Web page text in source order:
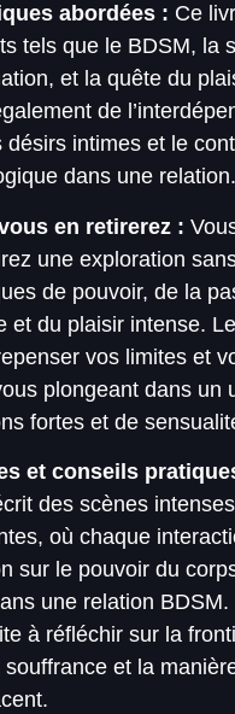
abordées : Ce
tels que le BDSM, la
et la quête du
de
désirs intimes et le
dans une relation.
en retirerez :
une exploration
de pouvoir, de la
et du plaisir intense.
vos limites et
plongeant dans un
fortes et de
et conseils
des scènes
où chaque
sur le pouvoir du
une relation
à réfléchir sur la
souffrance et la